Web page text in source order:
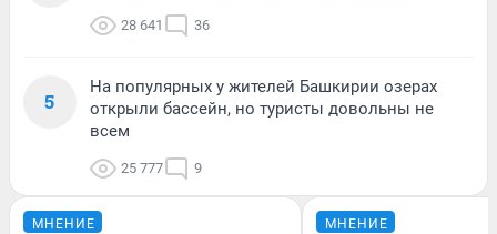
28 641 36
5
На популярных у жителей Башкирии озерах
открыли бассейн, но туристы довольны не
всем
25 777 9
МНЕНИЕ МНЕНИЕ